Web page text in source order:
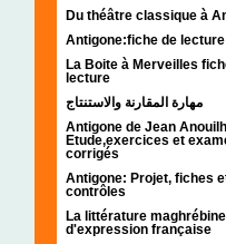
Du théâtre classique à
Antigone:fiche de lecture
La Boite à Merveilles
lecture
مهارة المقارنة والاستنتاج
Antigone de Jean
Etude,exercices et
corrigés
Antigone: Projet, fiches
contrôles
La littérature maghrébine
d'expression française